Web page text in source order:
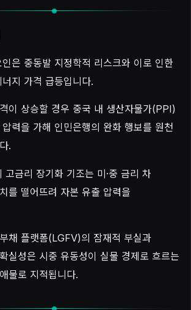
은 중동발 지정학적 리스크와 이로 인한
지 가격 급등입니다.
이 상승할 경우 중국 내 생산자물가(PPI)
력을 가해 인민은행의 완화 행보를 원천
.
고금리 장기화 기조는 미·중 금리 차
를 떨어뜨려 자본 유출 압력을
채 플랫폼(LGFV)의 잠재적 부실과
실성은 시중 유동성이 실물 경제로 흐르는
물로 지적됩니다.